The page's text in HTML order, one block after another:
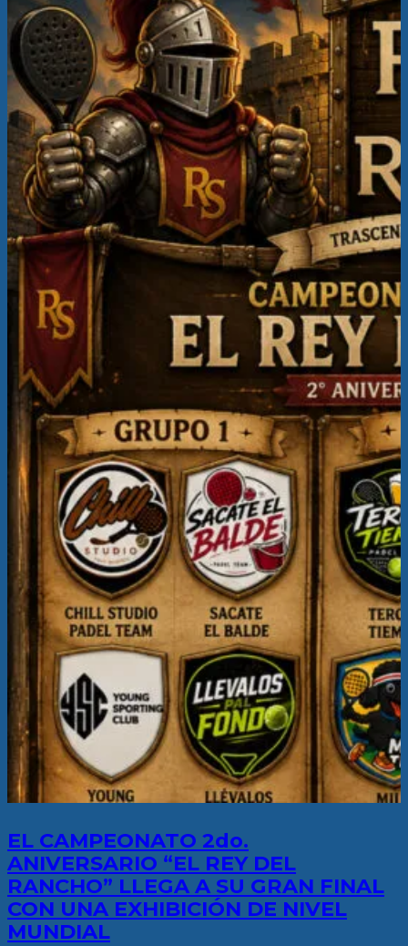
EL CAMPEONATO 2do.
ANIVERSARIO “EL REY DEL
RANCHO” LLEGA A SU GRAN FINAL
CON UNA EXHIBICIÓN DE NIVEL
MUNDIAL